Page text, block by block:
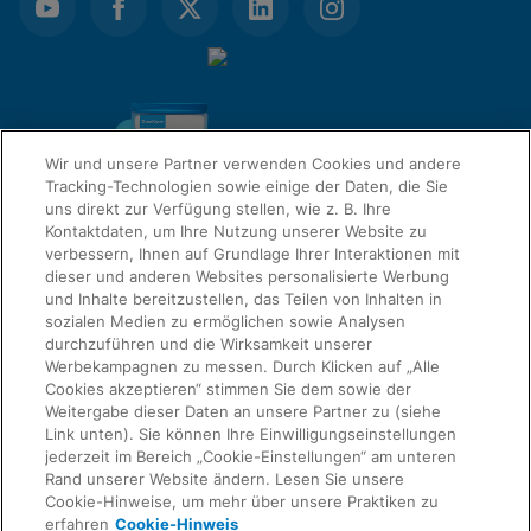
Cookie-Einstellungen anzeigen & aktualisieren
QUICK LINKS
Über uns
Karriere
RECHTSWESEN
Datenschutz
Wir und unsere Partner verwenden Cookies und andere
Tracking-Technologien sowie einige der Daten, die Sie
uns direkt zur Verfügung stellen, wie z. B. Ihre
Kontaktdaten, um Ihre Nutzung unserer Website zu
verbessern, Ihnen auf Grundlage Ihrer Interaktionen mit
dieser und anderen Websites personalisierte Werbung
und Inhalte bereitzustellen, das Teilen von Inhalten in
sozialen Medien zu ermöglichen sowie Analysen
durchzuführen und die Wirksamkeit unserer
Werbekampagnen zu messen. Durch Klicken auf „Alle
Cookies akzeptieren“ stimmen Sie dem sowie der
Weitergabe dieser Daten an unsere Partner zu (siehe
Link unten). Sie können Ihre Einwilligungseinstellungen
jederzeit im Bereich „Cookie-Einstellungen“ am unteren
Rand unserer Website ändern. Lesen Sie unsere
Cookie-Hinweise, um mehr über unsere Praktiken zu
erfahren Cookie-Hinweis